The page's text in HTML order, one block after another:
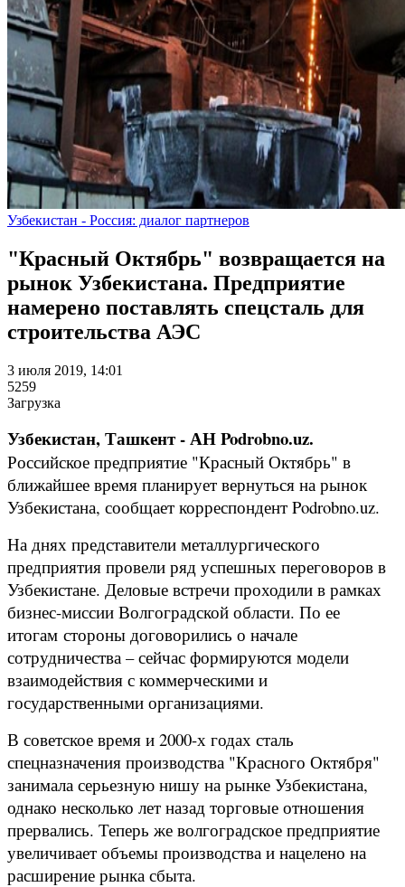
Узбекистан - Россия: диалог партнеров
"Красный Октябрь" возвращается на
рынок Узбекистана. Предприятие
намерено поставлять спецсталь для
строительства АЭС
3 июля 2019, 14:01
5259
Загрузка
Узбекистан, Ташкент - АН Podrobno.uz.
Российское предприятие "Красный Октябрь" в
ближайшее время планирует вернуться на рынок
Узбекистана, сообщает корреспондент Podrobno.uz.
На днях представители металлургического
предприятия провели ряд успешных переговоров в
Узбекистане. Деловые встречи проходили в рамках
бизнес-миссии Волгоградской области. По ее
итогам стороны договорились о начале
сотрудничества – сейчас формируются модели
взаимодействия с коммерческими и
государственными организациями.
В советское время и 2000-х годах сталь
спецназначения производства "Красного Октября"
занимала серьезную нишу на рынке Узбекистана,
однако несколько лет назад торговые отношения
прервались. Теперь же волгоградское предприятие
увеличивает объемы производства и нацелено на
расширение рынка сбыта.